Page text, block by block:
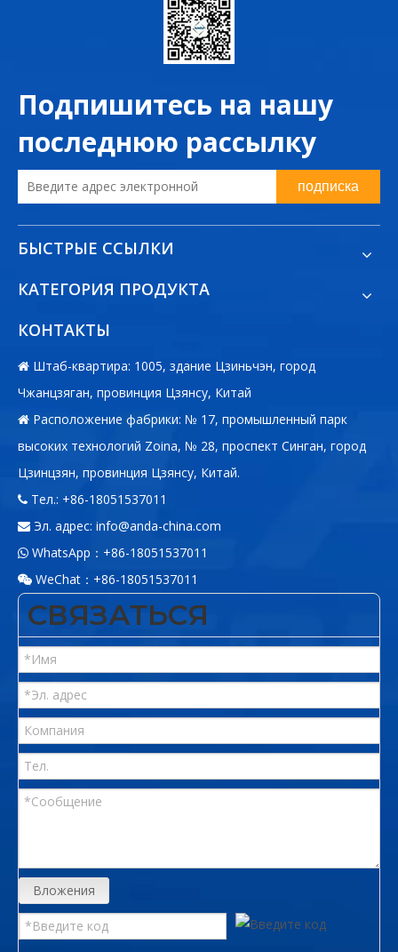
Подпишитесь на нашу
последнюю рассылку
подписка
БЫСТРЫЕ ССЫЛКИ
КАТЕГОРИЯ ПРОДУКТА
КОНТАКТЫ
 Штаб-квартира: 1005, здание Цзиньчэн, город
Чжанцзяган, провинция Цзянсу, Китай
 Расположение фабрики: № 17, промышленный парк
высоких технологий Zoina, № 28, проспект Синган, город
Цзинцзян, провинция Цзянсу, Китай.
 Тел.: +86-18051537011
 Эл. адрес: info@anda-china.com
 WhatsApp：+86-18051537011
 WeChat：+86-18051537011
СВЯЗАТЬСЯ
Вложения